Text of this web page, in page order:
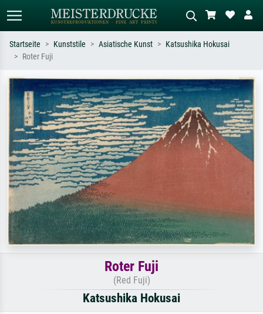
Suchen Sie nach Künstlern, Werktiteln
oder Stilen – z.B. Monet,
Sternennacht, Impressionismus, Welle
Hokusai, Akt.
Beschreiben Sie die Szene – z.B. Grüne
Wiese, Abstrakt mit viel Rot, Dunkles
Ölgemälde, Stehender Akt neben einem
Baum.
Startseite Kunststile Asiatische Kunst
Katsushika Hokusai
Roter Fuji
Roter Fuji
(Red Fuji)
Katsushika Hokusai